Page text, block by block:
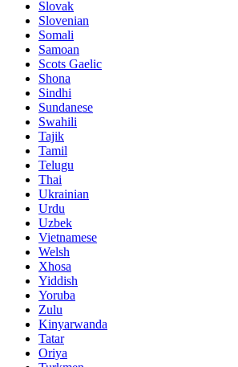
Slovak
Slovenian
Somali
Samoan
Scots Gaelic
Shona
Sindhi
Sundanese
Swahili
Tajik
Tamil
Telugu
Thai
Ukrainian
Urdu
Uzbek
Vietnamese
Welsh
Xhosa
Yiddish
Yoruba
Zulu
Kinyarwanda
Tatar
Oriya